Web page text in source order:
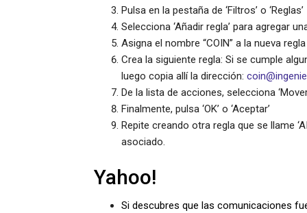
Pulsa en la pestaña de ‘Filtros’ o ‘Reglas’
Selecciona ‘Añadir regla’ para agregar
Asigna el nombre “COIN” a la nueva
Crea la siguiente regla: Si se cumple
luego copia allí la dirección:
De la lista de acciones, selecciona
Finalmente, pulsa ‘OK’ o ‘Aceptar’
Repite creando otra regla que se llame
asociado.
Yahoo!
Si descubres que las comunicaciones